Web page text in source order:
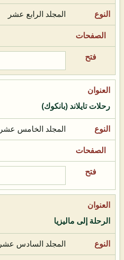
المجلد الرابع عشر
رحلات تايلاند (بانكوك)
المجلد الخامس عشر
الرحلة إلى ماليزيا
المجلد السادس عشر